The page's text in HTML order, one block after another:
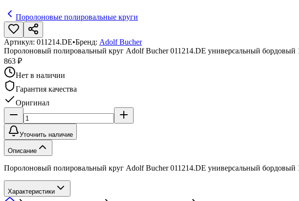
Поролоновые полировальные круги
Артикул: 011214.DE•Бренд: Adolf Bucher
Поролоновый полировальный круг Adolf Bucher 011214.DE универсальный бордовый
863 ₽
Нет в наличии
Гарантия качества
Оригинал
Уточнить наличие
Описание
Поролоновый полировальный круг Adolf Bucher 011214.DE универсальный бордовый
Характеристики